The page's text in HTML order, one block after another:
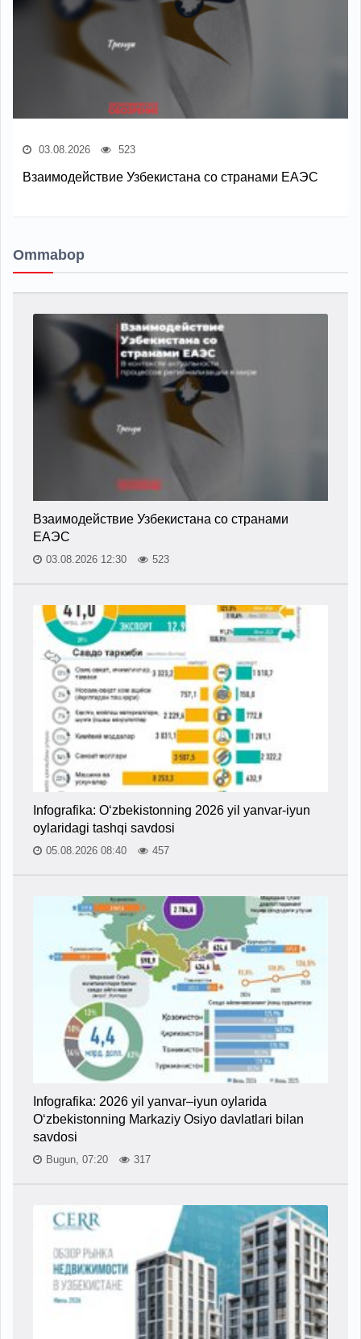
03.08.2026 523
Взаимодействие Узбекистана со странами ЕАЭС
Ommabop
Взаимодействие Узбекистана со странами
ЕАЭС
03.08.2026 12:30 523
Infografika: O‘zbekistonning 2026 yil yanvar-iyun
oylaridagi tashqi savdosi
05.08.2026 08:40 457
Infografika: 2026 yil yanvar–iyun oylarida
O‘zbekistonning Markaziy Osiyo davlatlari bilan
savdosi
Bugun, 07:20 317